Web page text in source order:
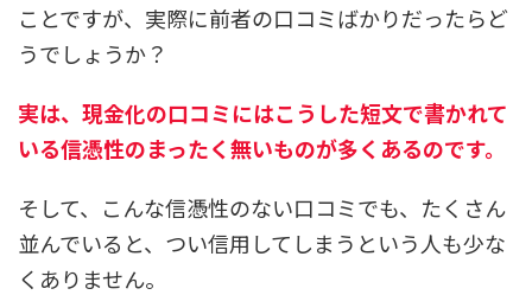
ことですが、実際に前者の口コミばかりだったらど
うでしょうか？
実は、現金化の口コミにはこうした短文で書かれて
いる信憑性のまったく無いものが多くあるのです。
そして、こんな信憑性のない口コミでも、たくさん
並んでいると、つい信用してしまうという人も少な
くありません。